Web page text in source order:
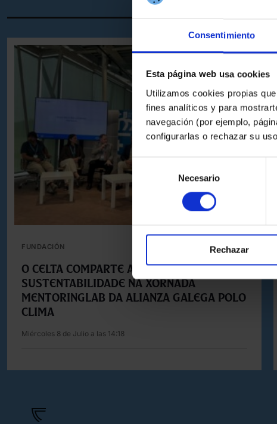
Consentimiento
Esta página web usa cookies
Utilizamos cookies propias
fines analíticos y para
navegación (por ejemplo,
configurarlas o rechazar su
de
consentimiento
Necesario
Rechazar
FUNDACIÓN
O Celta comparte a súa experiencia en
sustentabilidade na xornada
MentoringLAB da Alianza Galega polo
Clima
Miércoles 8 de Julio a las 14:18